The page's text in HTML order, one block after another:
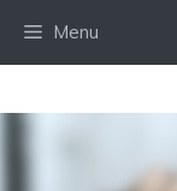
Menu